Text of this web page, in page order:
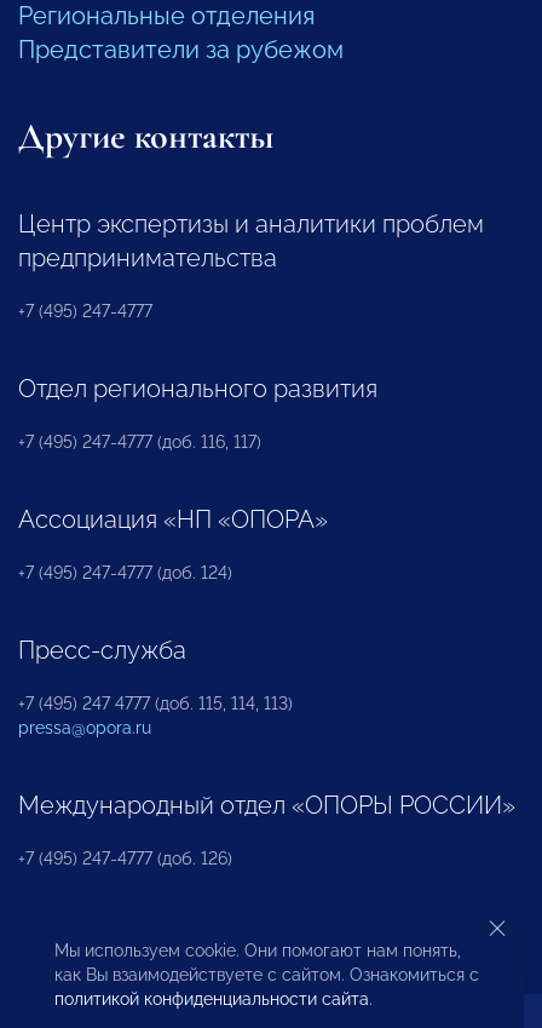
Региональные отделения
Представители за рубежом
Другие контакты
Центр экспертизы и аналитики проблем
предпринимательства
+7 (495) 247-4777
Отдел регионального развития
+7 (495) 247-4777 (доб. 116, 117)
Ассоциация «НП «ОПОРА»
+7 (495) 247-4777 (доб. 124)
Пресс-служба
+7 (495) 247 4777 (доб. 115, 114, 113)
pressa@opora.ru
Международный отдел «ОПОРЫ РОССИИ»
+7 (495) 247-4777 (доб. 126)
Бюро по защите прав предпринимателей и
инвесторов
Мы используем cookie. Они помогают нам понять,
как Вы взаимодействуете с сайтом. Ознакомиться с
политикой конфиденциальности сайта.